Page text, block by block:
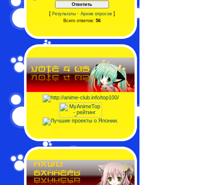
[ Результаты· Архив опросов]
Всего ответов: 56